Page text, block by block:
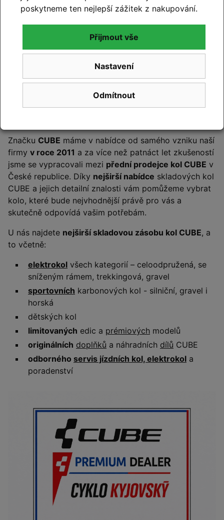
Cyklo Kyjovský – certifikovaný
Značku CUBE máme v nabídce od samého vzniku naší
firmy v roce 2011 a za více než patnáct let zkušeností
jsme se vypracovali mezi přední prodejce kol CUBE v
České republice. Díky nejširší nabídce skladových kol
CUBE a jejich detailní znalosti vám pomůžeme vybrat
kolo, které bude nejvhodnější právě pro vás a
skutečně odpovídá vašim potřebám.
U nás najdete nejširší skladovou zásobu kol CUBE, a
to včetně:
elektrokol všech kategorií – celoodpružená, se
sníženým rámem, trekkingová, gravel
sportovních karbonových kol - silniční, gravel i
horská
dětských kol
limitovaných edic a prémiových modelů
originálních doplňků a náhradních dílů CUBE
odborného servis jízdních kol, elektrokol a
poradenství
poskytneme ten nejlepší zážitek z nakupování.
Odmítnout
Nastavení
Přijmout vše